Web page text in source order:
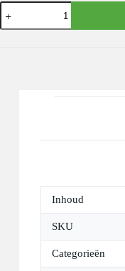
Groen
afval
container
Inhoud
SKU
Categorieën